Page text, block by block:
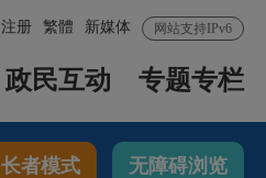
网站支持IPv6
新媒体
繁體
注册
政民互动 专题专栏
长者模式 无障碍浏览